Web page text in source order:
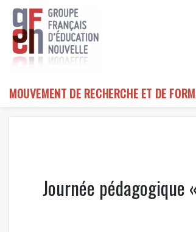
Skip
content
MOUVEMENT DE RECHERCHE ET DE
Journée pédagogique